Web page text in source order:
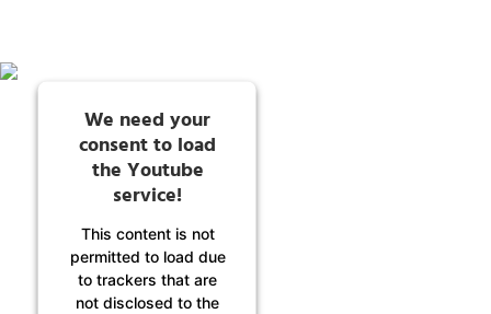
We need your
consent to load
the Youtube
service!
This content is not
permitted to load due
to trackers that are
not disclosed to the